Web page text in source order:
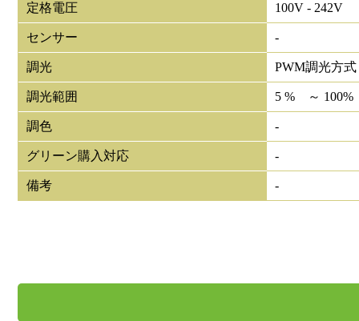
定格電圧 100V - 242V
センサー -
調光 PWM調光方式
調光範囲 5 % ～ 100%
調色 -
グリーン購入対応 -
備考 -